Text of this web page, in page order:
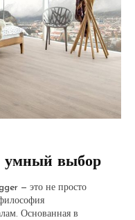
умный выбор
— это не просто
Основанная в